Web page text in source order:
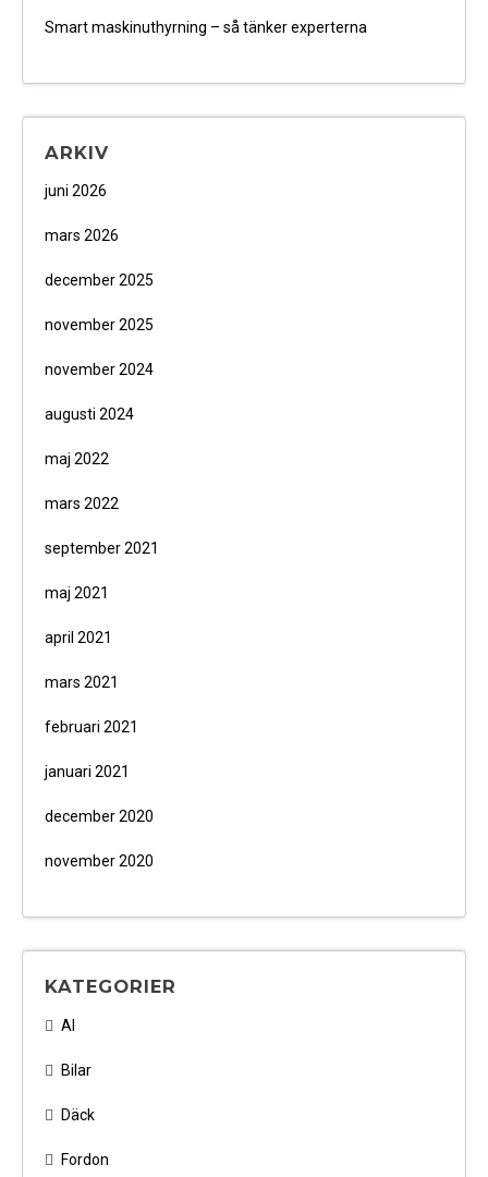
Smart maskinuthyrning – så tänker experterna
ARKIV
juni 2026
mars 2026
december 2025
november 2025
november 2024
augusti 2024
maj 2022
mars 2022
september 2021
maj 2021
april 2021
mars 2021
februari 2021
januari 2021
december 2020
november 2020
KATEGORIER
AI
Bilar
Däck
Fordon